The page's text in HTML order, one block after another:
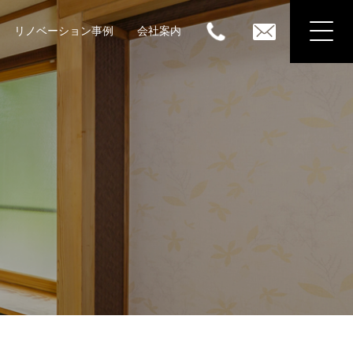
リノベーション事例 会社案内